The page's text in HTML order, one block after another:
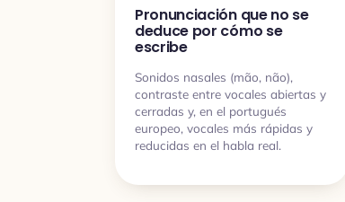
Pronunciación que no se
deduce por cómo se
escribe
Sonidos nasales (mão, não),
contraste entre vocales abiertas y
cerradas y, en el portugués
europeo, vocales más rápidas y
reducidas en el habla real.